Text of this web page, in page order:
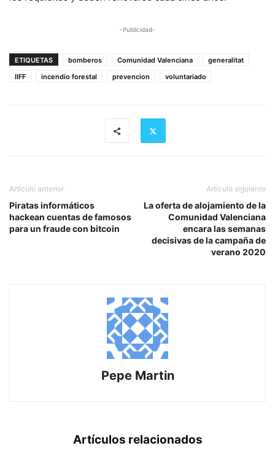
-Publicidad-
ETIQUETAS bomberos Comunidad Valenciana
generalitat
IIFF
incendio forestal prevencion voluntariado
Artículo anterior
Piratas informáticos
hackean cuentas de famosos
para un fraude con bitcoin
Artículo siguiente
La oferta de alojamiento de la
Comunidad Valenciana
encara las semanas
decisivas de la campaña de
verano 2020
Pepe Martin
Artículos relacionados